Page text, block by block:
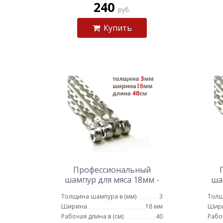
240 руб.
Купить
Профессиональный
шампур для мяса 18мм -
Толщина шампура в (мм)
3
Ширина
18 мм
Рабочая длина в (см)
40